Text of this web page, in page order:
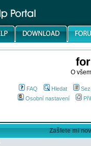
O
FAQ Hledat
Osobní nastavení
Zašlete mi